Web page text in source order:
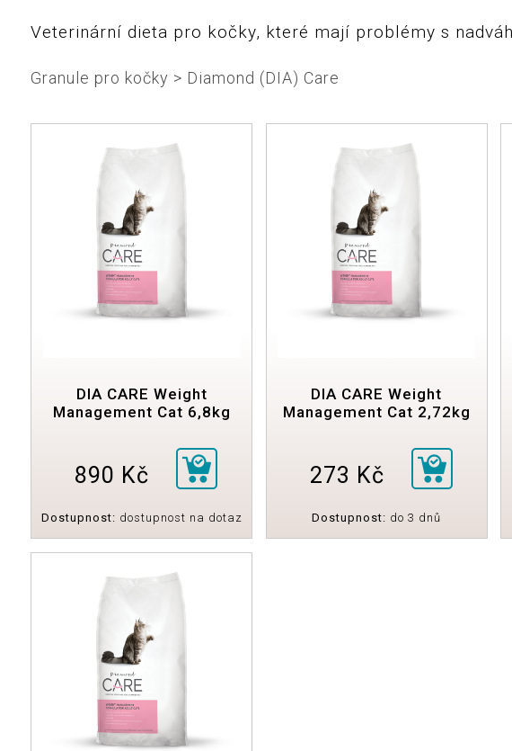
Veterinární dieta pro kočky, které mají problémy s
Granule pro kočky > Diamond (DIA) Care
DIA CARE Weight
Management Cat 6,8kg
890 Kč
Dostupnost: dostupnost na dotaz
DIA CARE Weight
Management Cat 2,72kg
273 Kč
Dostupnost: do 3 dnů